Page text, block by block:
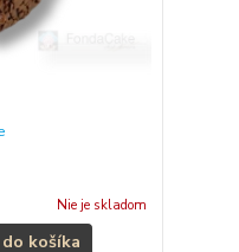
Nie je skladom
košíka